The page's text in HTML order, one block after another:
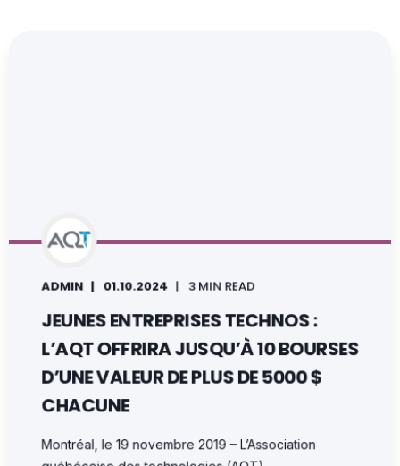
ADMIN 01.10.2024 3 MIN READ
JEUNES ENTREPRISES TECHNOS :
L’AQT OFFRIRA JUSQU’À 10 BOURSES
D’UNE VALEUR DE PLUS DE 5000 $
CHACUNE
Montréal, le 19 novembre 2019 – L’Association